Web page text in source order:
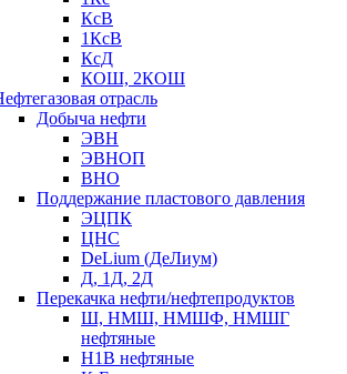
КсВ
1КсВ
КсД
КОШ, 2КОШ
отрасль
Добыча нефти
ЭВН
ЭВНОП
ВНО
Поддержание пластового давления
ЭЦПК
ЦНС
DeLium (ДеЛиум)
Д, 1Д, 2Д
Перекачка нефти/нефтепродуктов
Ш, НМШ, НМШФ, НМШГ
нефтяные
Н1В нефтяные